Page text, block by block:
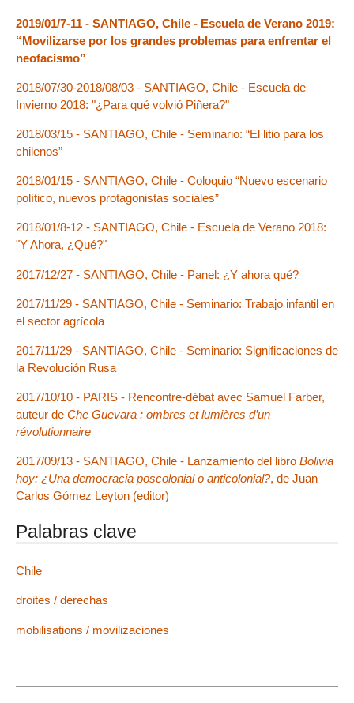
2019/01/7-11 - SANTIAGO, Chile - Escuela de Verano 2019:
“Movilizarse por los grandes problemas para enfrentar el
neofacismo”
2018/07/30-2018/08/03 - SANTIAGO, Chile - Escuela de
Invierno 2018: "¿Para qué volvió Piñera?"
2018/03/15 - SANTIAGO, Chile - Seminario: “El litio para los
chilenos”
2018/01/15 - SANTIAGO, Chile - Coloquio “Nuevo escenario
político, nuevos protagonistas sociales”
2018/01/8-12 - SANTIAGO, Chile - Escuela de Verano 2018:
"Y Ahora, ¿Qué?"
2017/12/27 - SANTIAGO, Chile - Panel: ¿Y ahora qué?
2017/11/29 - SANTIAGO, Chile - Seminario: Trabajo infantil en
el sector agrícola
2017/11/29 - SANTIAGO, Chile - Seminario: Significaciones de
la Revolución Rusa
2017/10/10 - PARIS - Rencontre-débat avec Samuel Farber,
auteur de Che Guevara : ombres et lumières d’un
révolutionnaire
2017/09/13 - SANTIAGO, Chile - Lanzamiento del libro Bolivia
hoy: ¿Una democracia poscolonial o anticolonial?, de Juan
Carlos Gómez Leyton (editor)
Palabras clave
Chile
droites / derechas
mobilisations / movilizaciones